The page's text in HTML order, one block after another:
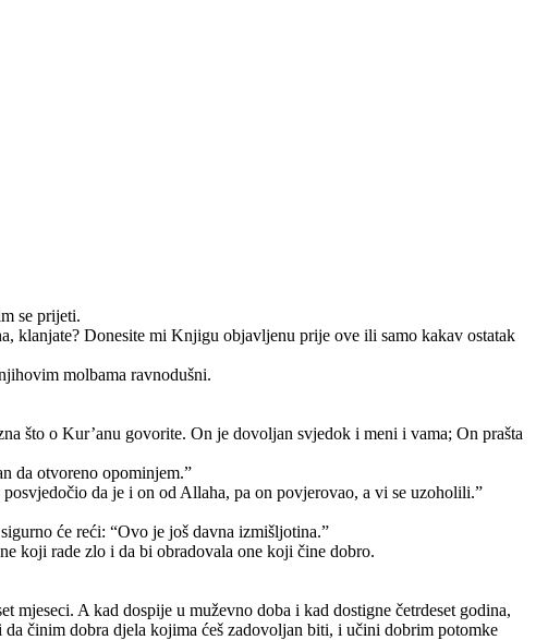
se prijeti.
klanjate? Donesite mi Knjigu objavljenu prije ove ili samo kakav ostatak
molbama ravnodušni.
što o Kur’anu govorite. On je dovoljan svjedok i meni i vama; On prašta
da otvoreno opominjem.”
da je i on od Allaha, pa on povjerovao, a vi se uzoholili.”
će reći: “Ovo je još davna izmišljotina.”
koji rade zlo i da bi obradovala one koji čine dobro.
A kad dospije u muževno doba i kad dostigne četrdeset godina,
činim dobra djela kojima ćeš zadovoljan biti, i učini dobrim potomke